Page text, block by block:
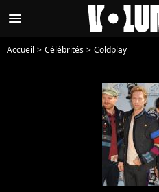
menu
Accueil Célébrités Coldplay